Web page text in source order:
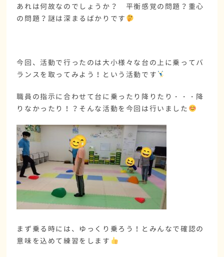
あれは何故なのでしょうか？ 平衡感覚の問題？重心
の問題？謎は深まるばかりです
今回、活動で行ったのは大小様々な台の上に乗ってバ
ランスを取ってみよう！という活動です
職員の指示に合わせて台に乗ったり降りたり・・・降
りなかったり！？そんな活動を今回は行いました
まず乗る時には、ゆっくり乗ろう！とみんなで確認の
意味を込めて練習をします